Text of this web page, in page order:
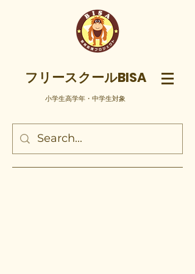
フリースクールBISA
​小学生高学年・中学生対象